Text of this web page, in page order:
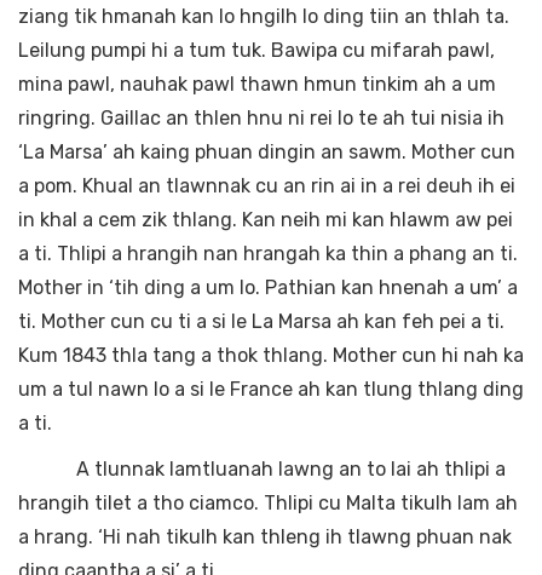
ziang tik hmanah kan lo hngilh lo ding tiin an thlah ta.
Leilung pumpi hi a tum tuk. Bawipa cu mifarah pawl,
mina pawl, nauhak pawl thawn hmun tinkim ah a um
ringring. Gaillac an thlen hnu ni rei lo te ah tui nisia ih
‘La Marsa’ ah kaing phuan dingin an sawm. Mother cun
a pom. Khual an tlawnnak cu an rin ai in a rei deuh ih ei
in khal a cem zik thlang. Kan neih mi kan hlawm aw pei
a ti. Thlipi a hrangih nan hrangah ka thin a phang an ti.
Mother in ‘tih ding a um lo. Pathian kan hnenah a um’ a
ti. Mother cun cu ti a si le La Marsa ah kan feh pei a ti.
Kum 1843 thla tang a thok thlang. Mother cun hi nah ka
um a tul nawn lo a si le France ah kan tlung thlang ding
a ti.
A tlunnak lamtluanah lawng an to lai ah thlipi a
hrangih tilet a tho ciamco. Thlipi cu Malta tikulh lam ah
a hrang. ‘Hi nah tikulh kan thleng ih tlawng phuan nak